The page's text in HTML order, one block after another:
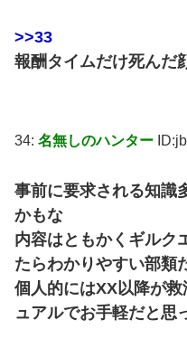
>>33
報酬タイムだけ死んだ
34: 名無しのハンター
事前に要求される知識
かもな
内容はともかくギルク
たらわかりやすい部類
個人的にはXX以降が
ュアルでお手軽だと思